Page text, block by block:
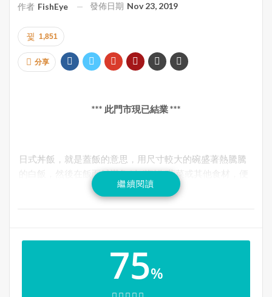
作者 FishEye 發佈日期 Nov 23, 2019
1,851
分享
*** 此門市現已結業 ***
日式丼飯，就是蓋飯的意思，用尺寸較大的碗盛著熱騰騰
的白飯，然後在飯面鋪滿魚/肉/海鮮/蔬菜或其他食材，便
成就了一道美味、便捷、豐盛的傳統國民料理。多倫多坊
間很多日式料理店都是以刺身、壽司或拉麵為主打，雖然
錦市大都會廣場的一鮨丼飯專賣店 Ichi Don Japanese
Restaurant，在一進門的小玄關以一排日式飯碗作擺設，
開宗明義是以丼飯為主打，餐牌上有多款別具特色的刺身
繼續閱讀
75%